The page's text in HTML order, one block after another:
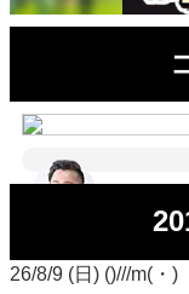
26/8/9 (日) ()///m(・)